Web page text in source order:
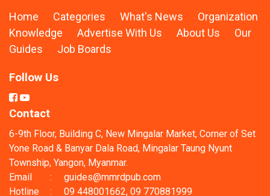
Home Categories What's News
Organization
Knowledge
Advertise With Us About Us
Our
Guides
Job Boards
Follow Us
Contact
6-9th Floor, Building C, New Mingalar Market, Corner of Set
Yone Road & Banyar Dala Road, Mingalar Taung Nyunt
Township, Yangon, Myanmar.
Email
:
guides@mmrdpub.com
Hotline
: 09 448001662, 09 770881999